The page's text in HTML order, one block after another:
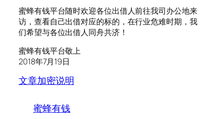
蜜蜂有钱平台随时欢迎各位出借人前往我司办公地来
访，查看自己出借对应的标的，在行业危难时期，我
们希望与各位出借人同舟共济！
蜜蜂有钱平台敬上
2018年7月19日
文章加密说明
蜜蜂有钱